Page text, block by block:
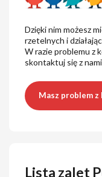
Dzięki nim możesz
rzetelnych i
W razie problemu z
skontaktuj się z
Masz problem z
Lista zalet